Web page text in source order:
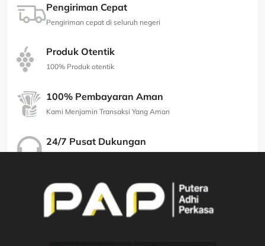
Pengiriman Cepat
Pengiriman cepat di seluruh negeri
Produk Otentik
100% Produk otentik
100% Pembayaran Aman
Kami Menjamin Transaksi Yang Aman
24/7 Pusat Dukungan